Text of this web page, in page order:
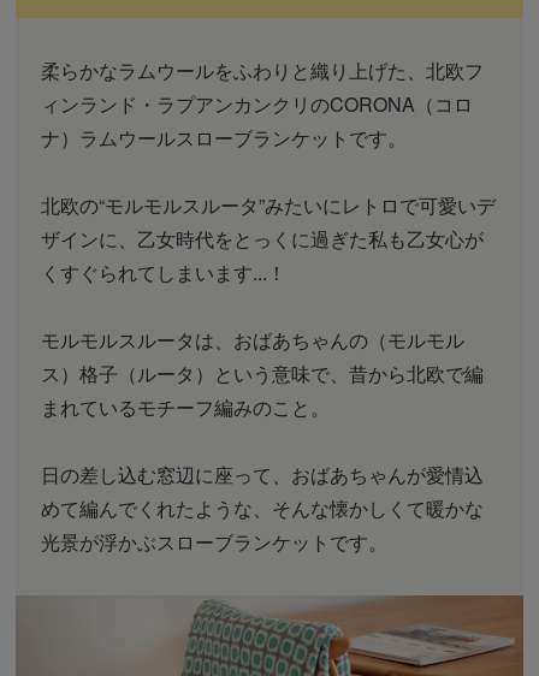
柔らかなラムウールをふわりと織り上げた、北欧フ
ィンランド・ラプアンカンクリのCORONA（コロ
ナ）ラムウールスローブランケットです。
北欧の“モルモルスルータ”みたいにレトロで可愛いデ
ザインに、乙女時代をとっくに過ぎた私も乙女心が
くすぐられてしまいます...！
モルモルスルータは、おばあちゃんの（モルモル
ス）格子（ルータ）という意味で、昔から北欧で編
まれているモチーフ編みのこと。
日の差し込む窓辺に座って、おばあちゃんが愛情込
めて編んでくれたような、そんな懐かしくて暖かな
光景が浮かぶスローブランケットです。